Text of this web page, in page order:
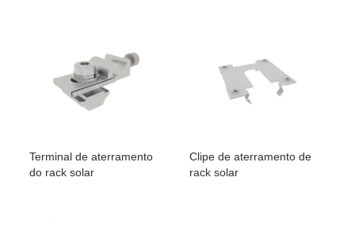
Terminal de aterramento
do rack solar
Clipe de aterramento de
rack solar